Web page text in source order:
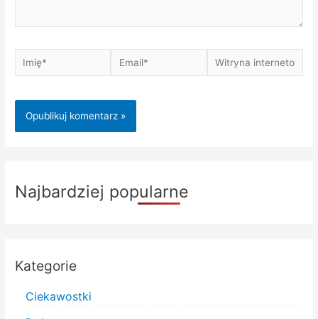
Imię* Email*
Witryna
internetowa
Najbardziej popularne
Kategorie
Ciekawostki